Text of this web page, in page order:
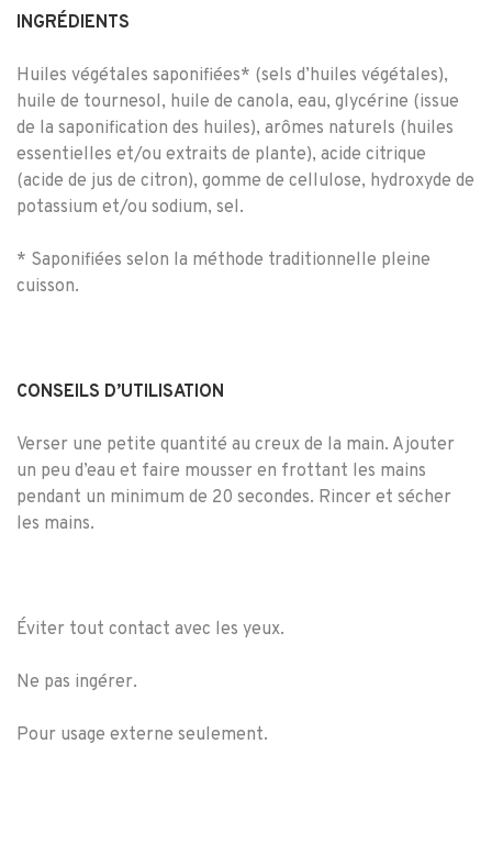
INGRÉDIENTS
Huiles végétales saponifiées* (sels d’huiles végétales),
huile de tournesol, huile de canola, eau, glycérine (issue
de la saponification des huiles), arômes naturels (huiles
essentielles et/ou extraits de plante), acide citrique
(acide de jus de citron), gomme de cellulose, hydroxyde de
potassium et/ou sodium, sel.
* Saponifiées selon la méthode traditionnelle pleine
cuisson.
CONSEILS D’UTILISATION
Verser une petite quantité au creux de la main. Ajouter
un peu d’eau et faire mousser en frottant les mains
pendant un minimum de 20 secondes. Rincer et sécher
les mains.
Éviter tout contact avec les yeux.
Ne pas ingérer.
Pour usage externe seulement.